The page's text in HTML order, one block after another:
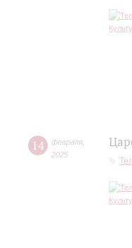
14 февраля
2025